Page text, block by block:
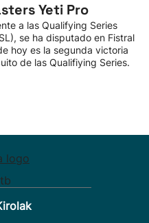
Yeti Pro
a las Qualifying Series
se ha disputado en Fistral
hoy es la segunda victoria
de las Qualifiying Series.